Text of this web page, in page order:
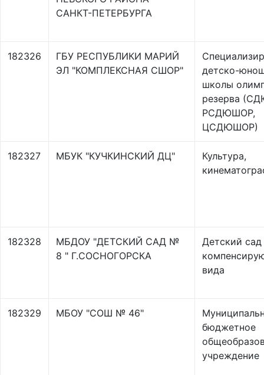
САНКТ-ПЕТЕРБУРГА
182326
ГБУ РЕСПУБЛИКИ МАРИЙ
ЭЛ "КОМПЛЕКСНАЯ СШОР"
детско-
школы
резерва
РСДЮШОР,
ЦСДЮШОР)
182327 МБУК "КУЧКИНСКИЙ ДЦ"
Культура,
182328
МБДОУ "ДЕТСКИЙ САД №
8 " Г.СОСНОГОРСКА
Детский сад
вида
182329 МБОУ "СОШ № 46"
бюджетное
учреждение